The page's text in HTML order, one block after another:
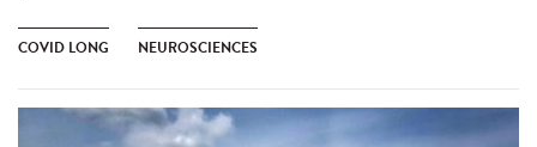
COVID LONG NEUROSCIENCES